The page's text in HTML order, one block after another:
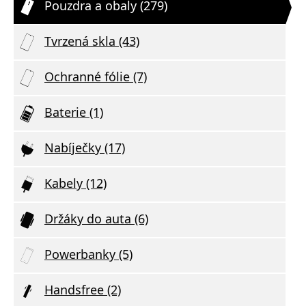
Pouzdra a obaly (279)
Tvrzená skla (43)
Ochranné fólie (7)
Baterie (1)
Nabíječky (17)
Kabely (12)
Držáky do auta (6)
Powerbanky (5)
Handsfree (2)